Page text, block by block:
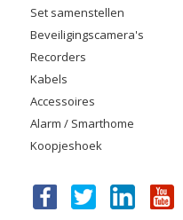
Set samenstellen
Beveiligingscamera's
Recorders
Kabels
Accessoires
Alarm / Smarthome
Koopjeshoek